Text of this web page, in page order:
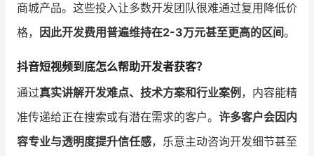
商城产品。这些投入让多数开发团队很难通过复用降低价
格，
因此开发费用普遍维持在2-3万元甚至更高的区间。
抖音短视频到底怎么帮助开发者获客？
通过真实讲解开发难点、技术方案和行业案例 ，内容能精
准传递给正在搜索或有潜在需求的客户。 许多客户会因内
容专业与透明度提升信任感，乐意主动咨询开发细节甚至